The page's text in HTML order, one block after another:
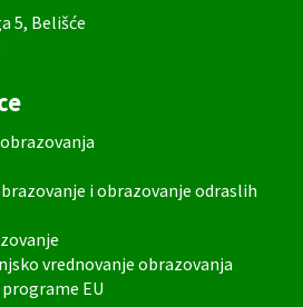
5, Belišće
i obrazovanje odraslih
vrednovanje obrazovanja
EU